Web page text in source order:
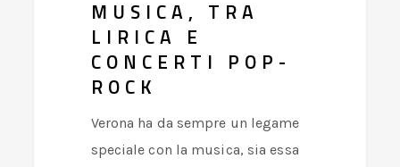
MUSICA, TRA
LIRICA E
CONCERTI POP-
ROCK
Verona ha da sempre un legame
speciale con la musica, sia essa